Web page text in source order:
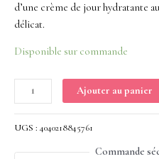
d’une crème de jour hydratante
délicat.
Disponible sur commande
Ajouter au panier
UGS : 4040218845761
Commande